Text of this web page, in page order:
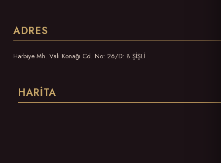
ADRES
Harbiye Mh. Vali Konağı Cd. No: 26/D: 8 ŞİŞLİ
HARITA